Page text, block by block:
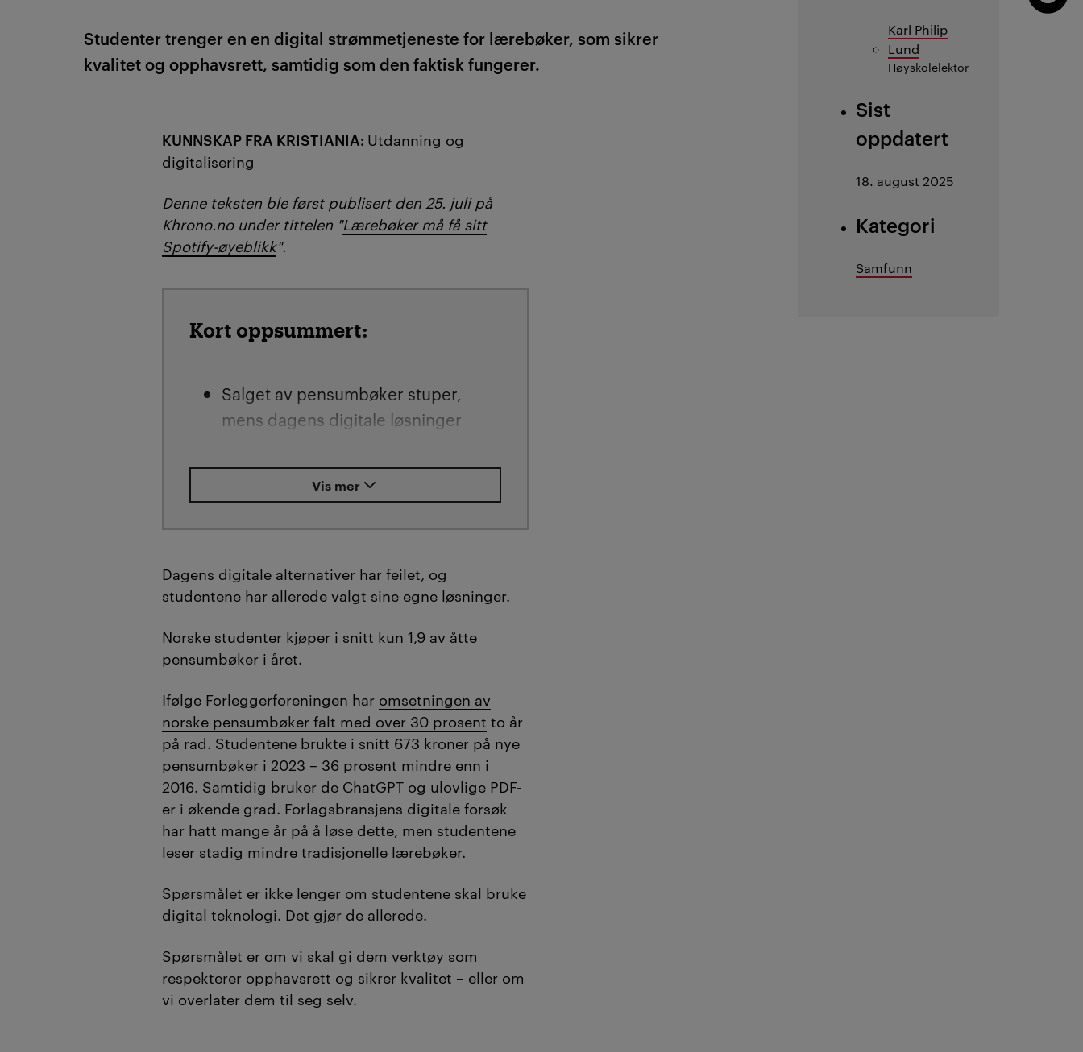
Karl Philip
Lund
Høyskolelektor
Sist
oppdatert
18. august 2025
Kategori
Samfunn
Studenter trenger en en digital strømmetjeneste for lærebøker, som sikrer
kvalitet og opphavsrett, samtidig som den faktisk fungerer.
KUNNSKAP FRA KRISTIANIA: Utdanning og
digitalisering
Denne teksten ble først publisert den 25. juli på
Khrono.no under tittelen "Lærebøker må få sitt
Spotify-øyeblikk".
Kort oppsummert:
Salget av pensumbøker stuper,
mens dagens digitale løsninger
lite brukervennlige.
Høyskolelektor Karl Philip Lund
fungerer i hverdagen.
Lund oppfordrer forlagsbransjen til
teknologi som kombinerer kvalitet,
(Sammendraget er laget av KI og
kvalitetssikret av redaksjonen).
Vis mer
Dagens digitale alternativer har feilet, og
studentene har allerede valgt sine egne løsninger.
Norske studenter kjøper i snitt kun 1,9 av åtte
pensumbøker i året.
Ifølge Forleggerforeningen har omsetningen av
norske pensumbøker falt med over 30 prosent to år
på rad. Studentene brukte i snitt 673 kroner på nye
pensumbøker i 2023 – 36 prosent mindre enn i
2016. Samtidig bruker de ChatGPT og ulovlige PDF-
er i økende grad. Forlagsbransjens digitale forsøk
har hatt mange år på å løse dette, men studentene
leser stadig mindre tradisjonelle lærebøker.
Spørsmålet er ikke lenger om studentene skal bruke
digital teknologi. Det gjør de allerede.
Spørsmålet er om vi skal gi dem verktøy som
respekterer opphavsrett og sikrer kvalitet – eller om
vi overlater dem til seg selv.